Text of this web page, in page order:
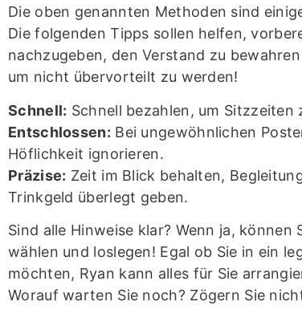
Die oben genannten Methoden sind
Die folgenden Tipps sollen helfen,
nachzugeben, den Verstand zu
um nicht übervorteilt zu werden!
Schnell: Schnell bezahlen, um Sitzzeiten
Entschlossen: Bei ungewöhnlichen
Höflichkeit ignorieren.
Präzise: Zeit im Blick behalten,
Trinkgeld überlegt geben.
Sind alle Hinweise klar? Wenn ja,
wählen und loslegen! Egal ob Sie in ein
möchten, Ryan kann alles für Sie
Worauf warten Sie noch? Zögern Sie